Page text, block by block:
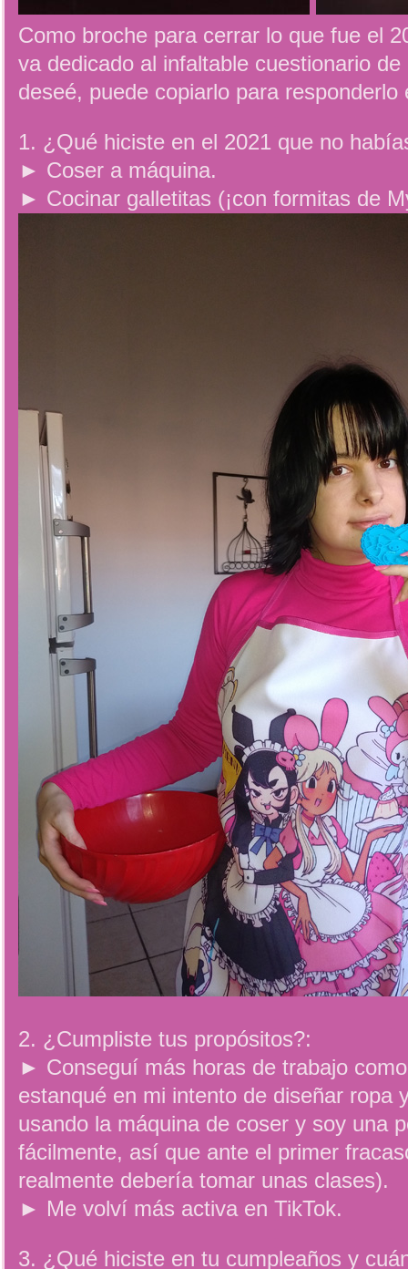
Como broche para cerrar lo que fue el
va dedicado al infaltable cuestionario
deseé, puede copiarlo para responderlo
1. ¿Qué hiciste en el 2021 que no
► Coser a máquina.
► Cocinar galletitas (¡con formitas de
2. ¿Cumpliste tus propósitos?:
► Conseguí más horas de trabajo
estanqué en mi intento de diseñar ropa
usando la máquina de coser y soy una
fácilmente, así que ante el primer
realmente debería tomar unas clases).
► Me volví más activa en TikTok.
3. ¿Qué hiciste en tu cumpleaños y